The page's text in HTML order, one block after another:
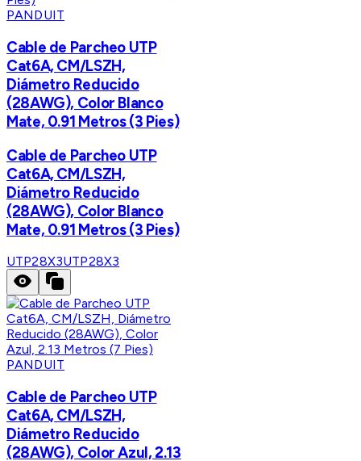
PANDUIT
Cable de Parcheo UTP
Cat6A, CM/LSZH,
Diámetro Reducido
(28AWG), Color Blanco
Mate, 0.91 Metros (3 Pies)
Cable de Parcheo UTP
Cat6A, CM/LSZH,
Diámetro Reducido
(28AWG), Color Blanco
Mate, 0.91 Metros (3 Pies)
UTP28X3UTP28X3
PANDUIT
Cable de Parcheo UTP
Cat6A, CM/LSZH,
Diámetro Reducido
(28AWG), Color Azul, 2.13